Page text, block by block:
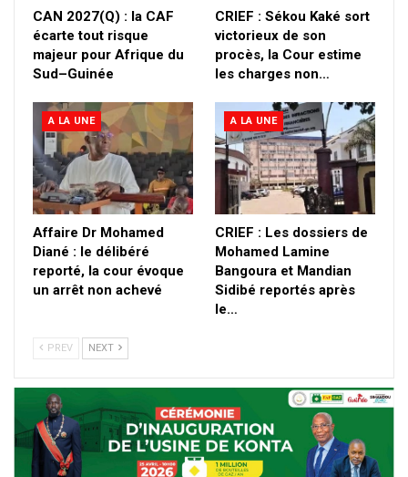
CAN 2027(Q) : la CAF
écarte tout risque
majeur pour Afrique du
Sud–Guinée
CRIEF : Sékou Kaké sort
victorieux de son
procès, la Cour estime
les charges non…
A LA UNE
Affaire Dr Mohamed
Diané : le délibéré
reporté, la cour évoque
un arrêt non achevé
A LA UNE
CRIEF : Les dossiers de
Mohamed Lamine
Bangoura et Mandian
Sidibé reportés après
le…
PREV NEXT